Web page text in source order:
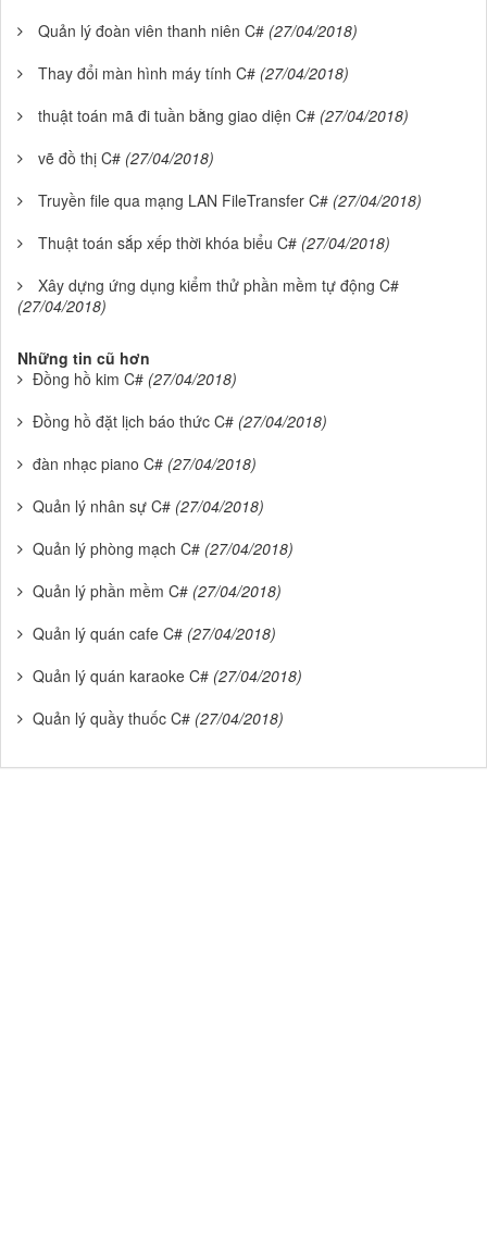
Quản lý đoàn viên thanh niên C# (27/04/2018)
Thay đổi màn hình máy tính C# (27/04/2018)
thuật toán mã đi tuần bằng giao diện C# (27/04/2018)
vẽ đồ thị C# (27/04/2018)
Truyền file qua mạng LAN FileTransfer C# (27/04/2018)
Thuật toán sắp xếp thời khóa biểu C# (27/04/2018)
Xây dựng ứng dụng kiểm thử phần mềm tự động C#
(27/04/2018)
Những tin cũ hơn
Đồng hồ kim C# (27/04/2018)
Đồng hồ đặt lịch báo thức C# (27/04/2018)
đàn nhạc piano C# (27/04/2018)
Quản lý nhân sự C# (27/04/2018)
Quản lý phòng mạch C# (27/04/2018)
Quản lý phần mềm C# (27/04/2018)
Quản lý quán cafe C# (27/04/2018)
Quản lý quán karaoke C# (27/04/2018)
Quản lý quầy thuốc C# (27/04/2018)